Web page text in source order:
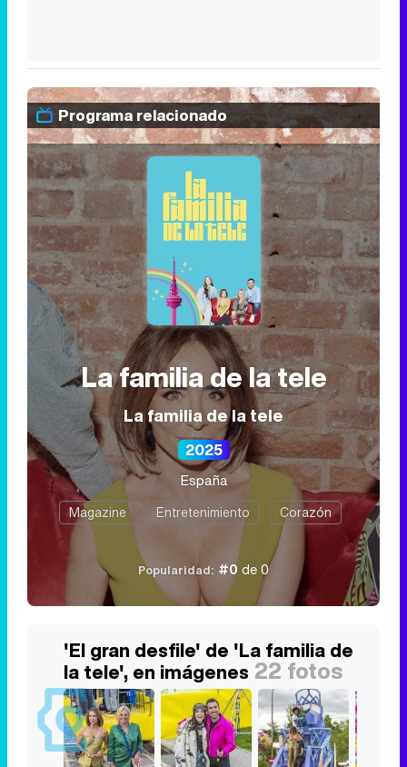
Programa relacionado
La familia de la tele
La familia de la tele
2025
España
Magazine Entretenimiento Corazón
Popularidad: #0 de 0
'El gran desfile' de 'La familia de
la tele', en imágenes 22 fotos